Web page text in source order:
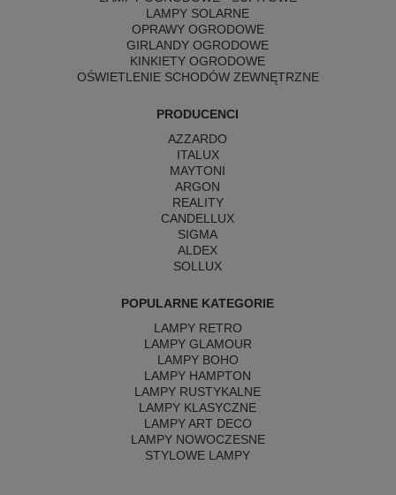
LAMPY SOLARNE
OPRAWY OGRODOWE
GIRLANDY OGRODOWE
KINKIETY OGRODOWE
OŚWIETLENIE SCHODÓW ZEWNĘTRZNE
PRODUCENCI
AZZARDO
ITALUX
MAYTONI
ARGON
REALITY
CANDELLUX
SIGMA
ALDEX
SOLLUX
POPULARNE KATEGORIE
LAMPY RETRO
LAMPY GLAMOUR
LAMPY BOHO
LAMPY HAMPTON
LAMPY RUSTYKALNE
LAMPY KLASYCZNE
LAMPY ART DECO
LAMPY NOWOCZESNE
STYLOWE LAMPY